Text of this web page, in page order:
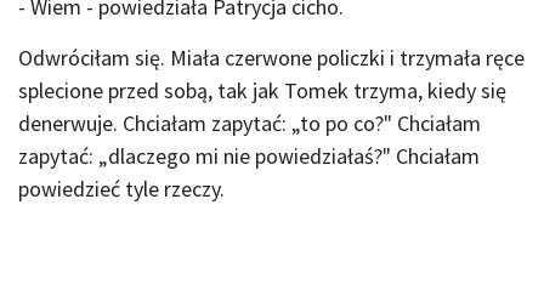
- Wiem - powiedziała Patrycja cicho.
Odwróciłam się. Miała czerwone policzki i trzymała ręce
splecione przed sobą, tak jak Tomek trzyma, kiedy się
denerwuje. Chciałam zapytać: „to po co?" Chciałam
zapytać: „dlaczego mi nie powiedziałaś?" Chciałam
powiedzieć tyle rzeczy.